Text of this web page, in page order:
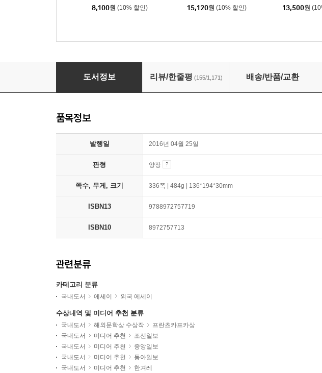
8,100원 (10% 할인)
15,120원 (10% 할인)
13,500원
직업으로서의 소설가
도서정보 리뷰/한줄평 (155/1,171) 배송/반품/교환
품목정보
발행일 2016년 04월 25일
판형 양장
쪽수, 무게, 크기 336쪽 | 484g | 136*194*30mm
ISBN13 9788972757719
ISBN10 8972757713
관련분류
카테고리 분류
국내도서 에세이 외국 에세이
수상내역 및 미디어 추천 분류
국내도서 해외문학상 수상작
프란츠카프카상
국내도서
미디어 추천
조선일보
국내도서
미디어 추천
중앙일보
국내도서
미디어 추천
동아일보
국내도서
미디어 추천
한겨레